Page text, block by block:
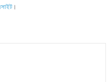
।